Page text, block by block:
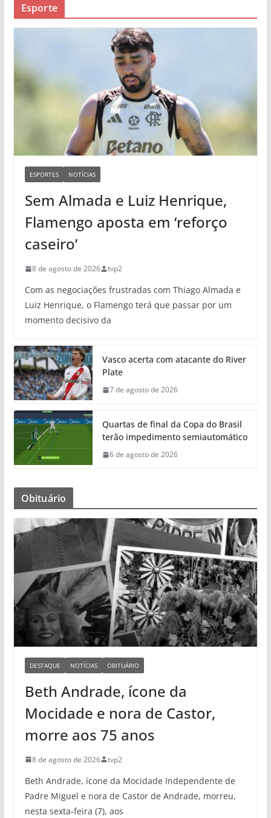
Esporte
ESPORTES NOTÍCIAS
Sem Almada e Luiz Henrique,
Flamengo aposta em ‘reforço
caseiro’
8 de agosto de 2026 tvp2
Com as negociações frustradas com Thiago Almada e
Luiz Henrique, o Flamengo terá que passar por um
momento decisivo da
Vasco acerta com atacante do River
Plate
7 de agosto de 2026
Quartas de final da Copa do Brasil
terão impedimento semiautomático
6 de agosto de 2026
Obituário
DESTAQUE NOTÍCIAS OBITUÁRIO
Beth Andrade, ícone da
Mocidade e nora de Castor,
morre aos 75 anos
8 de agosto de 2026 tvp2
Beth Andrade, ícone da Mocidade Independente de
Padre Miguel e nora de Castor de Andrade, morreu,
nesta sexta-feira (7), aos